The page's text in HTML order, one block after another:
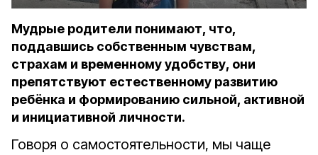
Мудрые родители понимают, что,
поддавшись собственным чувствам,
страхам и временному удобству, они
препятствуют естественному развитию
ребёнка и формированию сильной, активной
и инициативной личности.
Говоря о самостоятельности, мы чаще